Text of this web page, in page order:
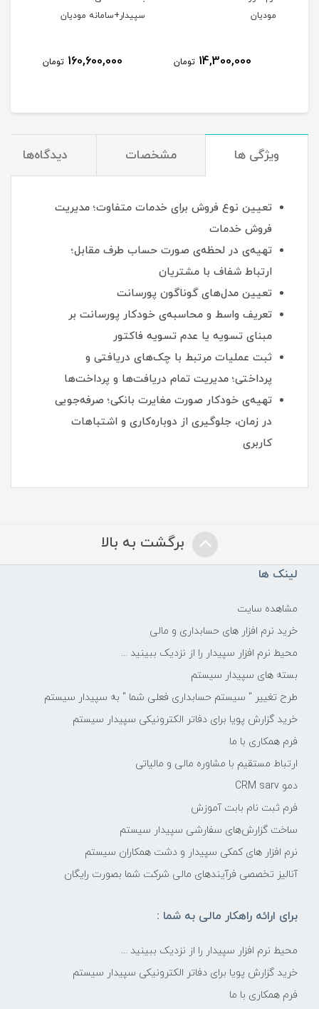
مودیان
14,300,000 تومان
سپیدار+سامانه مودیان
160,600,000 تومان
ویژگی ها مشخصات دیدگاه‌ها
تعیین نوع فروش برای خدمات متفاوت؛ مدیریت
فروش خدمات
تهیه‌ی در لحظه‌ی صورت حساب طرف مقابل؛
ارتباط شفاف با مشتریان
تعیین مدل‌های گوناگون پورسانت
تعریف واسط و محاسبه‌ی خودکار پورسانت بر
مبنای تسویه یا عدم تسویه فاکتور
ثبت عملیات مرتبط با چک‌‎های دریافتی و
پرداختی؛ مدیریت تمام دریافت‌ها و پرداخت‌ها
تهیه‌ی خودکار صورت مغایرت بانکی؛ صرفه‌جویی
در زمان، جلوگیری از دوباره‌کاری و اشتباهات
کاربری
برگشت به بالا
لینک ها
مشاهده سایت
خرید نرم افزار های حسابداری و مالی
محیط نرم افزار سپیدار را از نزدیک ببینید ...
بسته های سپیدار سیستم
طرح تغییر " سیستم حسابداری فعلی شما " به سپیدار سیستم
خرید گزارش پویا برای دفاتر الکترونیکی سپیدار سیستم
فرم همکاری با ما
ارتباط مستقیم با مشاوره مالی و مالیاتی
دمو CRM sarv
فرم ثبت نام بابت آموزش
ساخت گزارش‌های سفارشی سپیدار سیستم
نرم افزار های کمکی سپیدار و دشت همکاران سیستم
آنالیز تخصصی فرآیندهای مالی شرکت شما بصورت رایگان
برای ارائه راهکار مالی به شما :
محیط نرم افزار سپیدار را از نزدیک ببینید ...
خرید گزارش پویا برای دفاتر الکترونیکی سپیدار سیستم
فرم همکاری با ما